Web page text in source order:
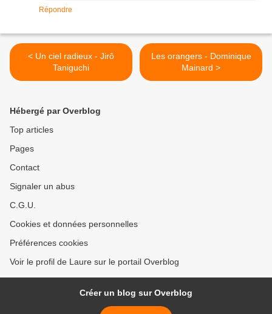
Répondre
< Un ciel radieux - Jirô
Taniguchi
Les orangers - Dominique
Mainard >
Hébergé par Overblog
Top articles
Pages
Contact
Signaler un abus
C.G.U.
Cookies et données personnelles
Préférences cookies
Voir le profil de Laure sur le portail Overblog
Créer un blog sur Overblog